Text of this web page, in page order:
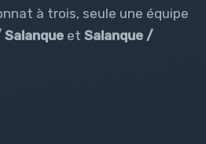
à trois, seule une équipe
et Salanque /